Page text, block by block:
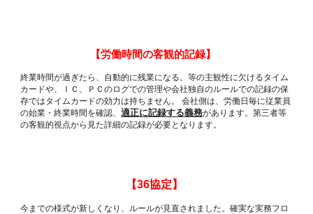
【労働時間の客観的記録】
終業時間が過ぎたら、自動的に残業になる。等の主観性に欠けるタイム
カードや、ＩＣ、ＰＣのログでの管理や会社独自のルールでの記録の保
存ではタイムカードの効力は持ちません。 会社側は、労働日毎に従業員
の始業・終業時間を確認、適正に記録する義務があります。第三者等
の客観的視点から見た詳細の記録が必要となります。
【36協定】
今までの様式が新しくなり、ルールが見直されました。確実な実務フロ